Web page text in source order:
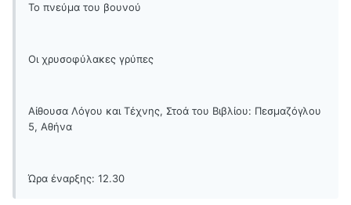
Το πνεύμα του βουνού
Οι χρυσοφύλακες γρύπες
Αίθουσα Λόγου και Τέχνης, Στοά του Βιβλίου: Πεσμαζόγλου
5, Αθήνα
Ώρα έναρξης: 12.30